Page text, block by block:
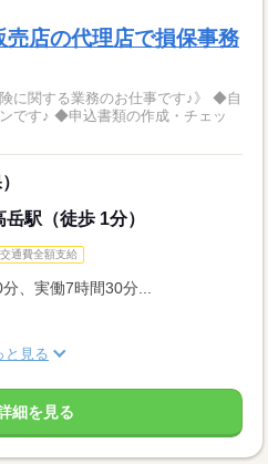
売店の代理店で損保事務
に関する業務のお仕事です♪》 ◆自
です♪ ◆申込書類の作成・チェッ
駅（徒歩 1分）
交通費全額支給
、実働7時間30分...
と見る
細を見る